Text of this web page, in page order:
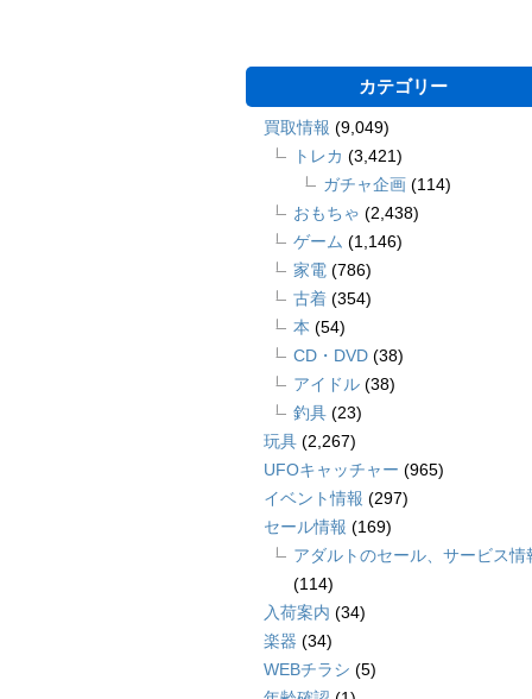
カテゴリー
買取情報 (9,049)
トレカ (3,421)
ガチャ企画 (114)
おもちゃ (2,438)
ゲーム (1,146)
家電 (786)
古着 (354)
本 (54)
CD・DVD (38)
アイドル (38)
釣具 (23)
玩具 (2,267)
UFOキャッチャー (965)
イベント情報 (297)
セール情報 (169)
アダルトのセール、サービス情
(114)
入荷案内 (34)
楽器 (34)
WEBチラシ (5)